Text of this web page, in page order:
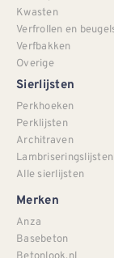
Kwasten
Verfrollen en
Verfbakken
Overige
Sierlijsten
Perkhoeken
Perklijsten
Architraven
Lambriseringslijsten
Alle sierlijsten
Merken
Anza
Basebeton
Betonlook.nl